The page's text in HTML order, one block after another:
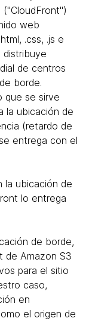
web
.css, .js e
distribuye
de centros
borde.
que se sirve
la ubicación de
(retardo de
entrega con el
la ubicación de
lo entrega
de borde,
de Amazon S3
para el sitio
caso,
en
el origen de